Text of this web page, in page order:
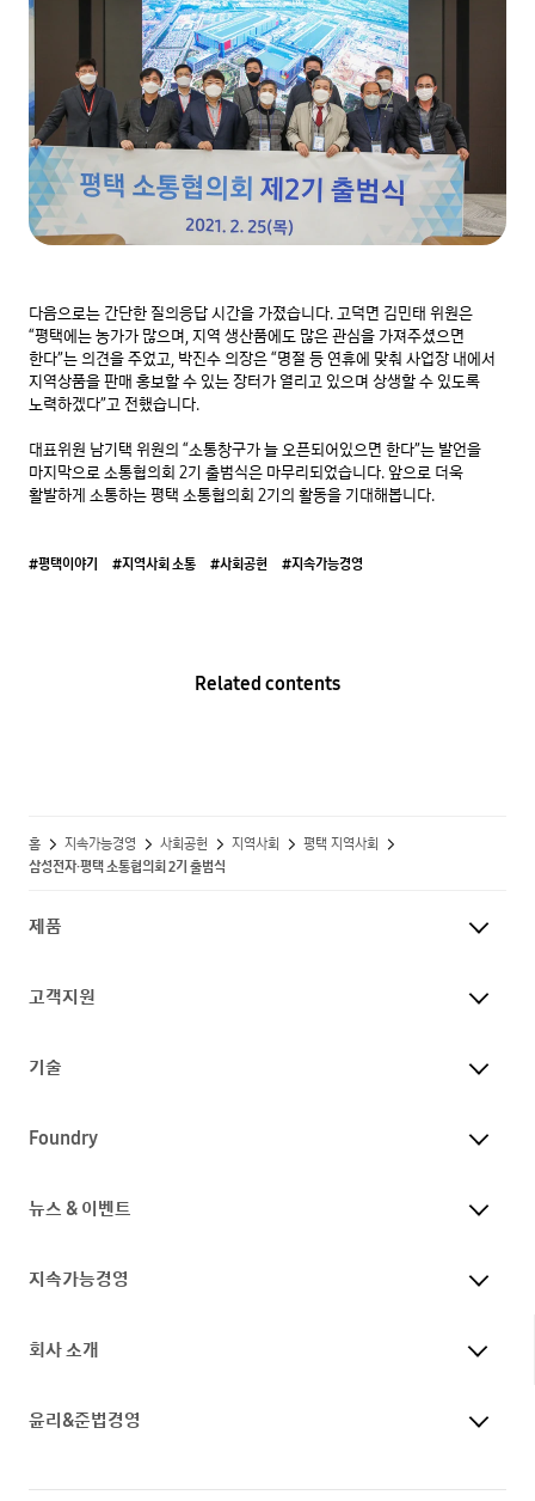
다음으로는 간단한 질의응답 시간을 가졌습니다. 고덕면 김민태 위원은
“평택에는 농가가 많으며, 지역 생산품에도 많은 관심을 가져주셨으면
한다”는 의견을 주었고, 박진수 의장은 “명절 등 연휴에 맞춰 사업장 내에서
지역상품을 판매 홍보할 수 있는 장터가 열리고 있으며 상생할 수 있도록
노력하겠다”고 전했습니다.
대표위원 남기택 위원의 “소통창구가 늘 오픈되어있으면 한다”는 발언을
마지막으로 소통협의회 2기 출범식은 마무리되었습니다. 앞으로 더욱
활발하게 소통하는 평택 소통협의회 2기의 활동을 기대해봅니다.
#평택이야기 #지역사회 소통 #사회공헌 #지속가능경영
Related contents
홈 지속가능경영 사회공헌 지역사회
평택 지역사회
삼성전자·평택 소통협의회 2기 출범식
제품
고객지원
기술
Foundry
뉴스 & 이벤트
지속가능경영
회사 소개
윤리&준법경영